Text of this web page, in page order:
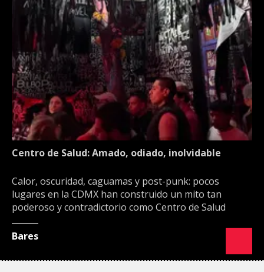
Centro de Salud: Amado, odiado, inolvidable
Calor, oscuridad, caguamas y post-punk: pocos
lugares en la CDMX han construido un mito tan
poderoso y contradictorio como Centro de Salud
Bares